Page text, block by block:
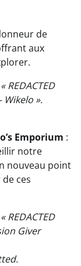
de
aux
Wikelo ».
Emporium :
notre
nouveau point
ces
Giver
.